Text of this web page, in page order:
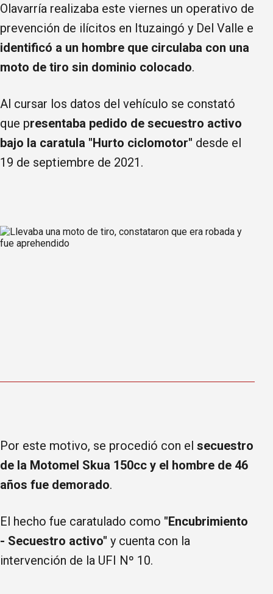
Olavarría realizaba este viernes un operativo de
prevención de ilícitos en Ituzaingó y Del Valle e
identificó a un hombre que circulaba con una
moto de tiro sin dominio colocado.
Al cursar los datos del vehículo se constató
que presentaba pedido de secuestro activo
bajo la caratula "Hurto ciclomotor" desde el
19 de septiembre de 2021.
Por este motivo, se procedió con el secuestro
de la Motomel Skua 150cc y el hombre de 46
años fue demorado.
El hecho fue caratulado como "Encubrimiento
- Secuestro activo" y cuenta con la
intervención de la UFI Nº 10.